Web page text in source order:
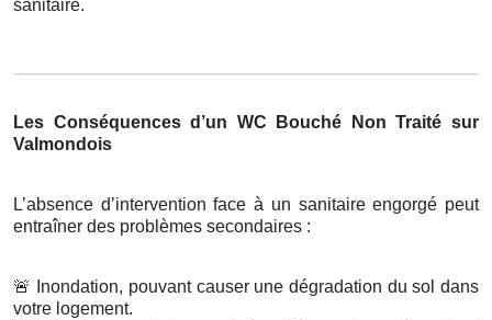
sanitaire.
Les Conséquences d’un WC Bouché Non Traité sur
Valmondois
L’absence d’intervention face à un sanitaire engorgé peut
entraîner des problèmes secondaires :
🚨
Inondation, pouvant causer une dégradation du sol dans
votre logement.